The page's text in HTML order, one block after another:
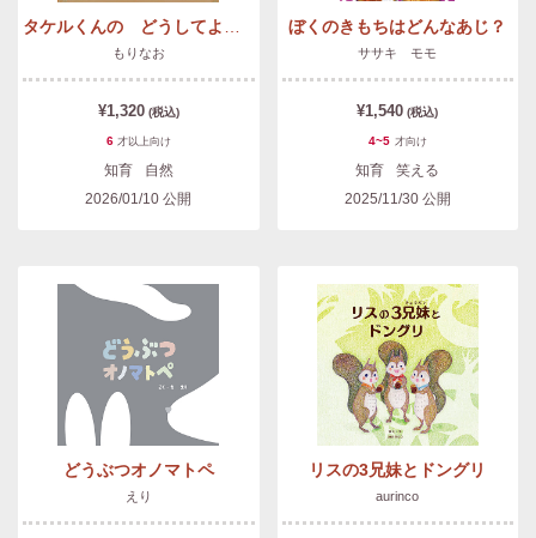
もりなお
¥1,320 (税込)
6 才以上向け
知育
自然
2026/01/10 公開
ぼくのきもちはどんなあじ？
ササキ モモ
¥1,540 (税込)
4~5 才向け
知育
笑える
2025/11/30公開
どうぶつオノマトペ
えり
リスの3兄妹とドングリ
aurinco